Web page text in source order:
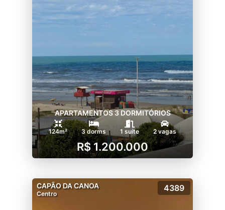
APARTAMENTOS 3 DORMITÓRIOS
124m² 3 dorms 1 suíte 2 vagas
R$ 1.200.000
CAPÃO DA CANOA
Centro
4389